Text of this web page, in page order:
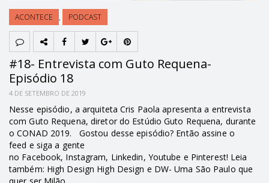
ACONTECE , PODCAST
#18- Entrevista com Guto Requena-
Episódio 18
4 DE SETEMBRO DE 2019
Nesse episódio, a arquiteta Cris Paola apresenta a entrevista
com Guto Requena, diretor do Estúdio Guto Requena, durante
o CONAD 2019. Gostou desse episódio? Então assine o
feed e siga a gente
no Facebook, Instagram, Linkedin, Youtube e Pinterest! Leia
também: High Design High Design e DW- Uma São Paulo que